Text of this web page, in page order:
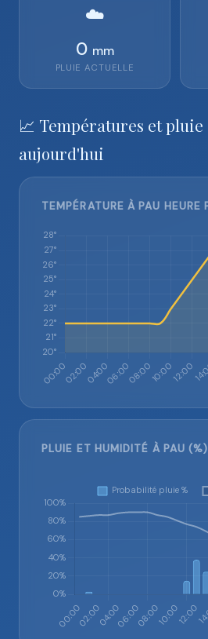
☁️
0 mm
PLUIE ACTUELLE
📈 Températures et pluie
aujourd'hui
TEMPÉRATURE À PAU HEURE
PLUIE ET HUMIDITÉ À PAU (%)